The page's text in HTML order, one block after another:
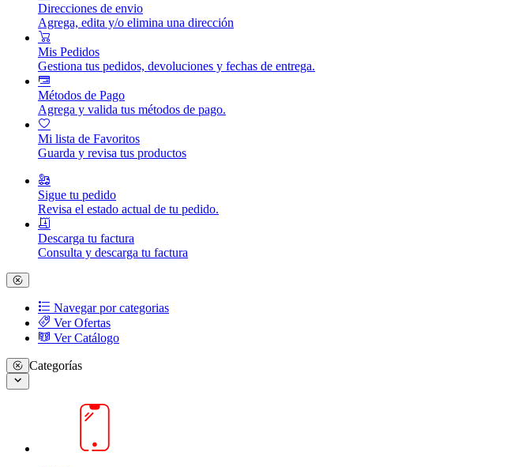
Direcciones de envio
Agrega, edita y/o elimina una dirección
Mis Pedidos
Gestiona tus pedidos, devoluciones y fechas de entrega.
Métodos de Pago
Agrega y valida tus métodos de pago.
Mi lista de Favoritos
Guarda y revisa tus productos
Sigue tu pedido
Revisa el estado actual de tu pedido.
Descarga tu factura
Consulta y descarga tu factura
Navegar por categorias
Ver Ofertas
Ver Catálogo
Categorías